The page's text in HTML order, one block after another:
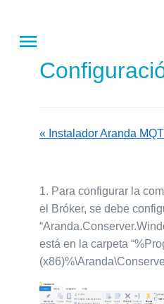
« Instalador Aranda
1. Para configurar la
el Bróker, se debe
está en la carpeta